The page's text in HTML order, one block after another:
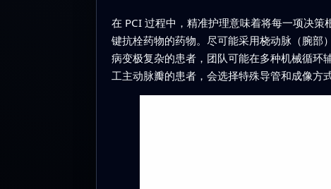
在 PCI 过程中，精准护理意味着将每一项决
键抗栓药物的药物。尽可能采用桡动脉（腕部
病变极复杂的患者，团队可能在多种机械循环
工主动脉瓣的患者，会选择特殊导管和成像方